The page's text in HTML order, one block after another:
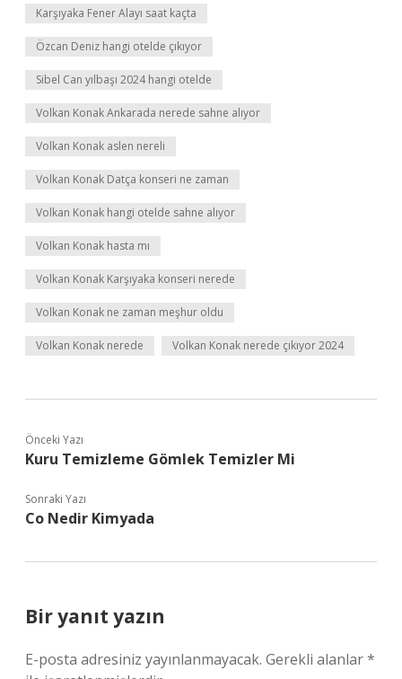
Karşıyaka Fener Alayı saat kaçta
Özcan Deniz hangi otelde çıkıyor
Sibel Can yılbaşı 2024 hangi otelde
Volkan Konak Ankarada nerede sahne alıyor
Volkan Konak aslen nereli
Volkan Konak Datça konseri ne zaman
Volkan Konak hangi otelde sahne alıyor
Volkan Konak hasta mı
Volkan Konak Karşıyaka konseri nerede
Volkan Konak ne zaman meşhur oldu
Volkan Konak nerede Volkan Konak nerede çıkıyor 2024
Önceki Yazı
Kuru Temizleme Gömlek Temizler Mi
Sonraki Yazı
Co Nedir Kimyada
Bir yanıt yazın
E-posta adresiniz yayınlanmayacak. Gerekli alanlar*